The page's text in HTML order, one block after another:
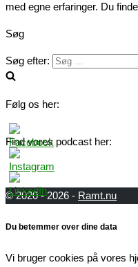
med egne erfaringer. Du
Søg
Søg efter:
Følg os her:
Find vores podcast her:
© 2020 - 2026 - Ramt.nu
Du betemmer over dine data
Vi bruger cookies på vores